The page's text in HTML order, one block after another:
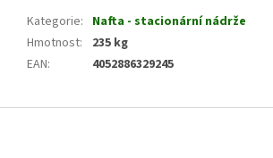
Kategorie: Nafta - stacionární nádrže
Hmotnost:
235 kg
EAN: 4052886329245